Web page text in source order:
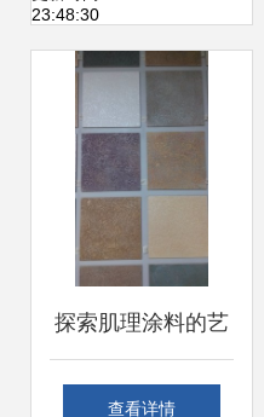
23:48:30
探索肌理涂料的艺
术与实用 现代装修
查看详情